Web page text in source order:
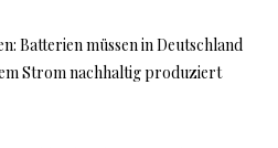
Batterien müssen in Deutschland
Strom nachhaltig produziert